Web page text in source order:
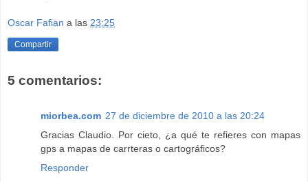
Oscar Fafian a las 23:25
Compartir
5 comentarios:
miorbea.com 27 de diciembre de 2010 a las 20:24
Gracias Claudio. Por cieto, ¿a qué te refieres con mapas
gps a mapas de carrteras o cartográficos?
Responder